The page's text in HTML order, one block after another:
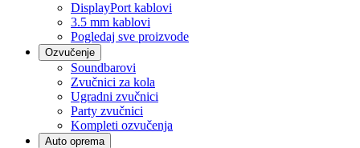
DisplayPort kablovi
3.5 mm kablovi
Pogledaj sve proizvode
Ozvučenje
Soundbarovi
Zvučnici za kola
Ugradni zvučnici
Party zvučnici
Kompleti ozvučenja
Auto oprema